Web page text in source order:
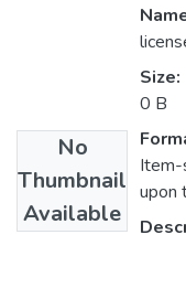
No
Thumbnail
Available
Size:
0 B
Item-
upon